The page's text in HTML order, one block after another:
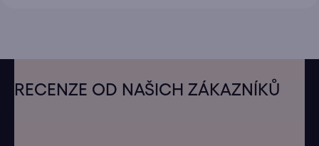
RECENZE OD NAŠICH ZÁKAZNÍKŮ